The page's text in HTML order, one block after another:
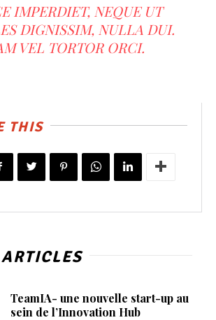
IMPERDIET, NEQUE UT
DIGNISSIM, NULLA DUI.
VEL TORTOR ORCI.
THIS
TeamIA- une nouvelle start-up au
sein de l’Innovation Hub